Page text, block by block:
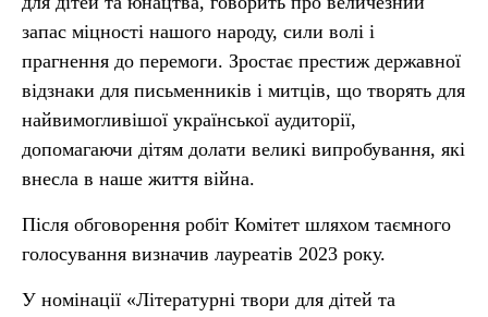
запас міцності нашого народу, сили волі і
прагнення до перемоги. Зростає престиж державної
відзнаки для письменників і митців, що творять для
найвимогливішої української аудиторії,
допомагаючи дітям долати великі випробування, які
внесла в наше життя війна.
Після обговорення робіт Комітет шляхом таємного
голосування визначив лауреатів 2023 року.
У номінації «Літературні твори для дітей та